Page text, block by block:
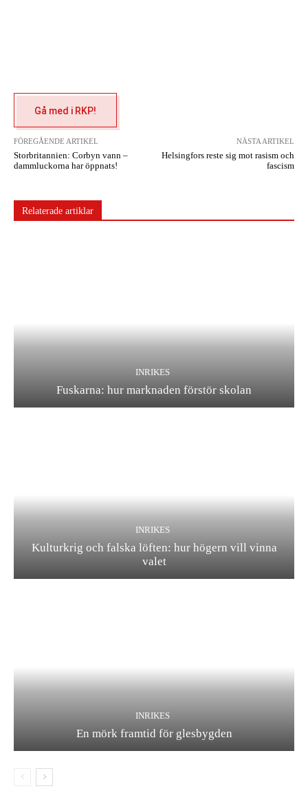
Gå med i RKP!
FÖREGÅENDE ARTIKEL
Storbritannien: Corbyn vann –
dammluckorna har öppnats!
NÄSTA ARTIKEL
Helsingfors reste sig mot rasism och
fascism
Relaterade artiklar
INRIKES
Fuskarna: hur marknaden förstör skolan
INRIKES
Kulturkrig och falska löften: hur högern vill vinna
valet
INRIKES
En mörk framtid för glesbygden